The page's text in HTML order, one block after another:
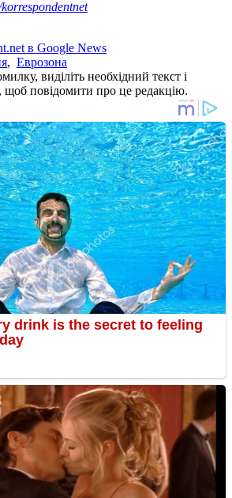
в Google News
, Еврозона
виділіть необхідний текст і
щоб повідомити про це редакцію.